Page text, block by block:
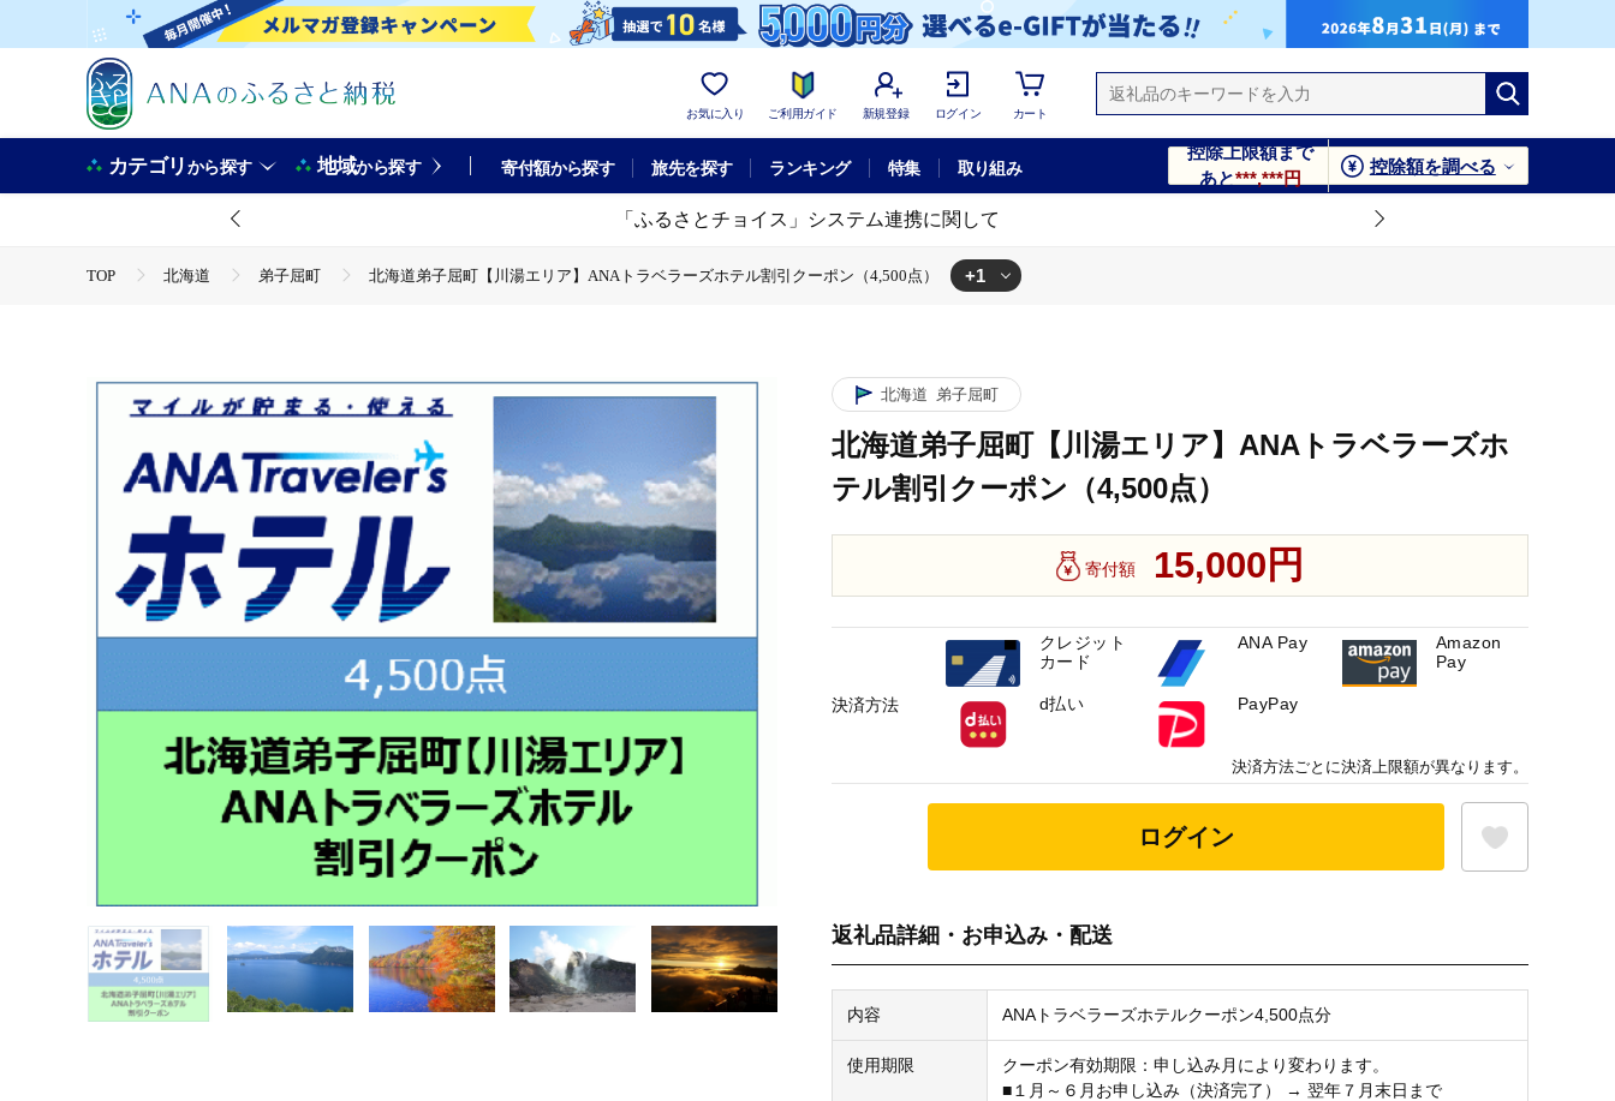
お気に入り ご利用ガイド 新規登録 ログイン カート
カテゴリから探す 地域から探す 寄付額から探す 旅先を探す ランキング 特集 取り組み
控除上限額まで
あと***,***円
控除額を調べる
「ふるさとチョイス」システム連携に関して
TOP 北海道 弟子屈町 北海道弟子屈町【川湯エリア】ANAトラベラーズホテル割引クーポン（4,500点） +1
北海道 弟子屈町
北海道弟子屈町【川湯エリア】ANAトラベラーズホ
テル割引クーポン（4,500点）
寄付額 15,000円
ログイン
返礼品詳細・お申込み・配送
内容 ANAトラベラーズホテルクーポン4,500点分
使用期限
クーポン有効期限：申し込み月により変わります。
■１月～６月お申し込み（決済完了） → 翌年７月末日まで
決済方法
クレジット
カード
ANA Pay
Amazon
Pay
d払い PayPay
決済方法ごとに決済上限額が異なります。